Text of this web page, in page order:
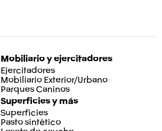
Mobiliario y ejercitadores
Ejercitadores
Mobiliario Exterior/Urbano
Parques Caninos
Superficies y más
Superficies
Pasto sintético